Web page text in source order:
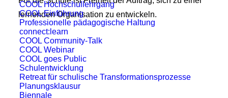
COOL Hochschullehrgang
COOL Einführung
Professionelle pädagogische Haltung
connect:learn
COOL Community-Talk
COOL Webinar
COOL goes Public
Schulentwicklung
Retreat für schulische Transformationsprozesse
Planungsklausur
Biennale
lernenden Organisation zu entwickeln.